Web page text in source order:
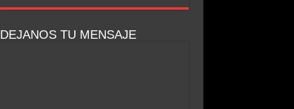
DEJANOS TU MENSAJE